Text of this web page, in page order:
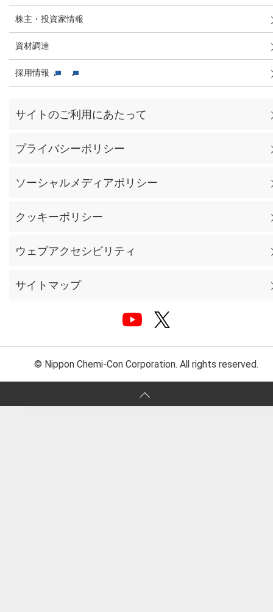
株主・投資家情報
資材調達
採用情報
サイトのご利用にあたって
プライバシーポリシー
ソーシャルメディアポリシー
クッキーポリシー
ウェブアクセシビリティ
サイトマップ
© Nippon Chemi-Con Corporation. All rights reserved.